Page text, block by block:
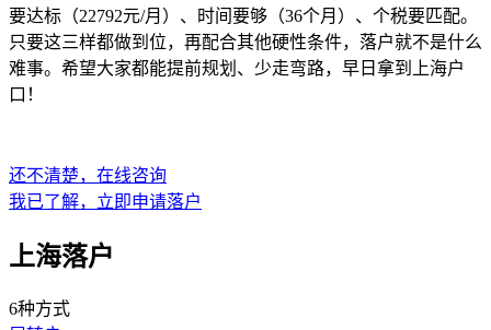
要达标（22792元/月）、时间要够（36个月）、个税要匹配。
只要这三样都做到位，再配合其他硬性条件，落户就不是什么
难事。希望大家都能提前规划、少走弯路，早日拿到上海户
口！
还不清楚，在线咨询
我已了解，立即申请落户
上海落户
6种方式